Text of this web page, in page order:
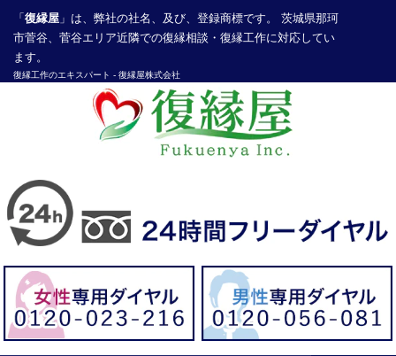
「 復縁屋 」は、弊社の社名、及び、登録商標です。 茨城県那珂
市菅谷、菅谷エリア近隣での復縁相談・復縁工作に対応してい
ます。
復縁工作のエキスパート - 復縁屋株式会社
探偵業届出登録番号30210286号